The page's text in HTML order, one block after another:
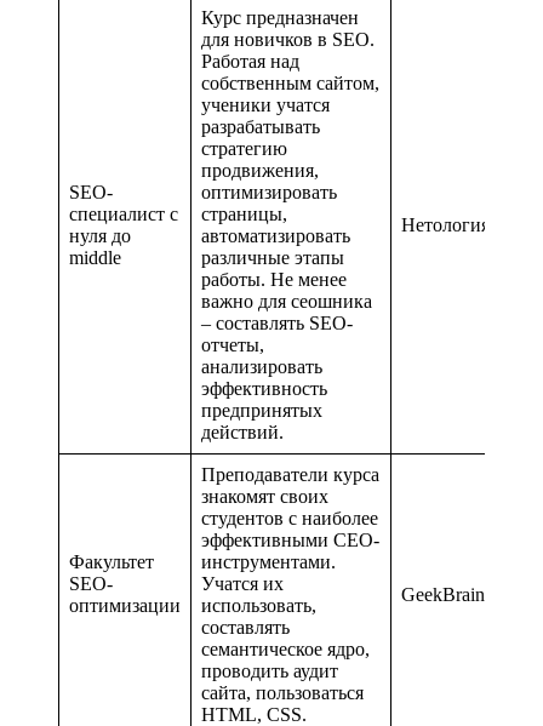
SEO-
специалист с
нуля до
middle
Курс предназначен
для новичков в SEO.
Работая над
собственным сайтом,
ученики учатся
разрабатывать
стратегию
продвижения,
оптимизировать
страницы,
автоматизировать
различные этапы
работы. Не менее
важно для сеошника
– составлять SEO-
отчеты,
анализировать
эффективность
предпринятых
действий.
Нетология
Факультет
SEO-
оптимизации
Преподаватели курса
знакомят своих
студентов с наиболее
эффективными СЕО-
инструментами.
Учатся их
использовать,
составлять
семантическое ядро,
проводить аудит
сайта, пользоваться
HTML, CSS.
GeekBrains